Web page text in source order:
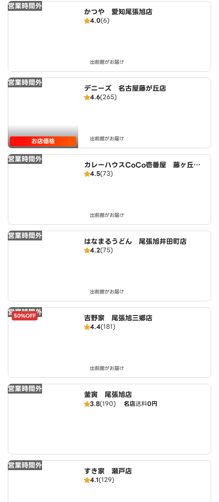
営業時間外
かつや 愛知尾張旭店
4.0(6)
出前館がお届け
営業時間外
お店価格
デニーズ 名古屋藤が丘店
4.6(265)
出前館がお届け
営業時間外
カレーハウスCoCo壱番屋 藤ヶ丘駅
東店（SD）
4.5(73)
出前館がお届け
営業時間外
はなまるうどん 尾張旭井田町店
4.2(75)
出前館がお届け
営業時間外
50%OFF 吉野家 尾張旭三郷店
4.4(181)
出前館がお届け
営業時間外
釜寅 尾張旭店
3.8(190) 名店送料0円
営業時間外
すき家 瀬戸店
4.1(129)